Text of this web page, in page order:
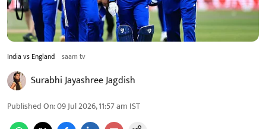
India vs England saam tv
Surabhi Jayashree Jagdish
Published On:09 Jul 2026, 11:57 am IST